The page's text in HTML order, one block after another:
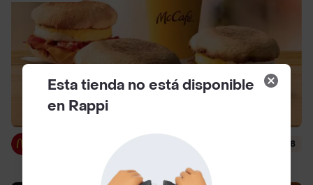
$ 3000
4.8
Esta tienda no está disponible
en Rappi